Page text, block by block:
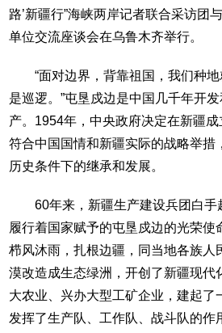
路’新疆行”海峡两岸记者联合采访团
单位交流座谈会在乌鲁木齐举行。
“面对边界，背靠祖国，我们种地
是巡逻。”屯垦戍边是中国几千年开
产。1954年，中央政府决定在新疆
符合中国国情和新疆实际的战略举措
历史条件下的继承和发展。
60年来，新疆生产建设兵团白手
履行着国家赋予的屯垦戍边的光荣使
栉风沐雨，扎根边疆，同当地各族人
漠改造成生态绿洲，开创了新疆现代
大农业、兴办大型工矿企业，建起了
发挥了生产队、工作队、战斗队的作